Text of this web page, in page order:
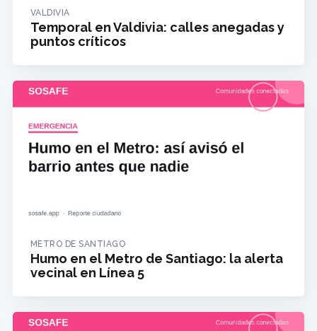
VALDIVIA
Temporal en Valdivia: calles anegadas y
puntos críticos
METRO DE SANTIAGO
Humo en el Metro de Santiago: la alerta
vecinal en Línea 5